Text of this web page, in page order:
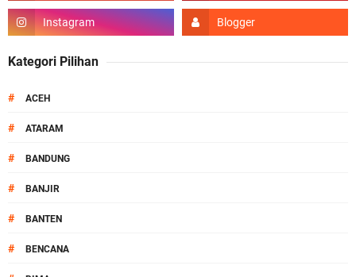
Kategori Pilihan
# ACEH
# ATARAM
# BANDUNG
# BANJIR
# BANTEN
# BENCANA